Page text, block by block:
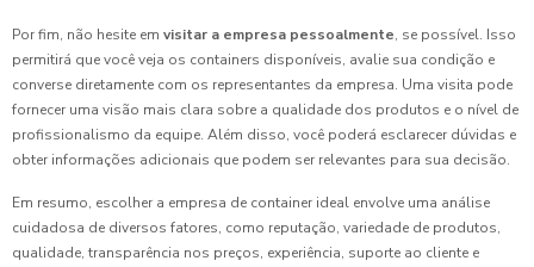
Por fim, não hesite em visitar a empresa pessoalmente, se possível. Isso
permitirá que você veja os containers disponíveis, avalie sua condição e
converse diretamente com os representantes da empresa. Uma visita pode
fornecer uma visão mais clara sobre a qualidade dos produtos e o nível de
profissionalismo da equipe. Além disso, você poderá esclarecer dúvidas e
obter informações adicionais que podem ser relevantes para sua decisão.
Em resumo, escolher a empresa de container ideal envolve uma análise
cuidadosa de diversos fatores, como reputação, variedade de produtos,
qualidade, transparência nos preços, experiência, suporte ao cliente e